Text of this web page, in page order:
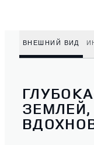
ВНЕШНИЙ ВИД